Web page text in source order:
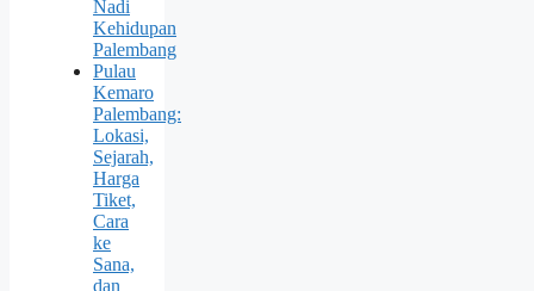
Nadi
Kehidupan
Palembang
Pulau
Kemaro
Palembang:
Lokasi,
Sejarah,
Harga
Tiket,
Cara
ke
Sana,
dan